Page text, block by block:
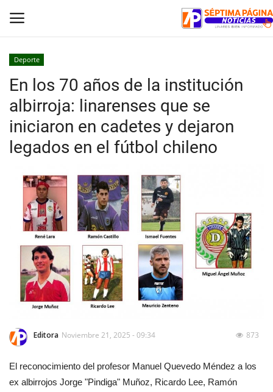
Inicio
Crónica
Policial
Tribunales
Deporte
Política
Espectáculos
Deporte
En los 70 años de la institución
albirroja: linarenses que se
iniciaron en cadetes y dejaron
legados en el fútbol chileno
Editora Noviembre 21, 2025 - 09:34 873
El reconocimiento del profesor Manuel Quevedo Méndez a los
ex albirrojos Jorge "Pindiga" Muñoz, Ricardo Lee, Ramón